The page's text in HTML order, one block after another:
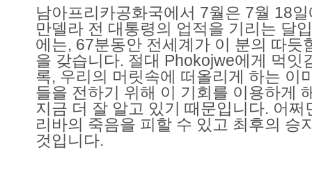
남아프리카공화국에서 7월은 7월 18
만델라 전 대통령의 업적을 기리는 달
에는, 67분동안 전세계가 이 분의 따듯
을 갖습니다. 절대 Phokojwe에게 먹잇
록, 우리의 머릿속에 떠올리게 하는 이
들을 전하기 위해 이 기회를 이용하게
지금 더 잘 알고 있기 때문입니다. 어쩌
리바의 죽음을 피할 수 있고 최후의 승
것입니다.